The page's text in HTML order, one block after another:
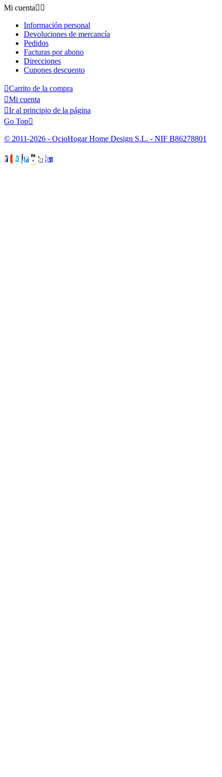
Mi cuenta 
Información personal
Devoluciones de mercancía
Pedidos
Facturas por abono
Direcciones
Cupones descuento
Carrito de la compra
Mi cuenta
Ir al principio de la página
Go Top
© 2011-2026 - OcioHogar Home Design S.L. - NIF B86278801